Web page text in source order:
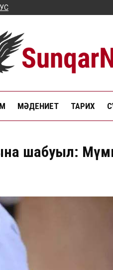
МӘДЕНИЕТ ТАРИХ
шабуыл: